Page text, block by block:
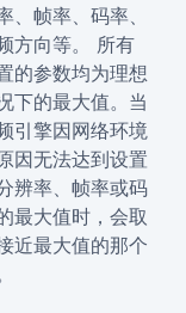
、帧率、码率、
方向等。 所有
的参数均为理想
下的最大值。当
引擎因网络环境
因无法达到设置
辨率、帧率或码
最大值时，会取
近最大值的那个